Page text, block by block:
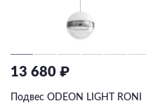
13 680 ₽
Подвес ODEON LIGHT RONI